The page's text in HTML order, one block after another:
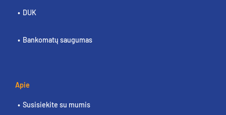
DUK
Bankomatų saugumas
Apie
Susisiekite su mumis